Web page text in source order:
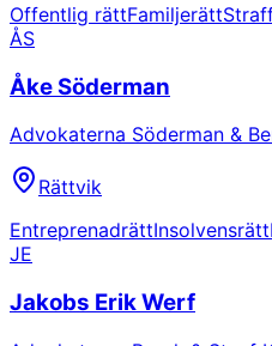
Offentlig rättFamiljerätt
ÅS
Åke Söderman
Advokaterna Söderman &
Rättvik
EntreprenadrättInsolvensrätt
JE
Jakobs Erik Werf